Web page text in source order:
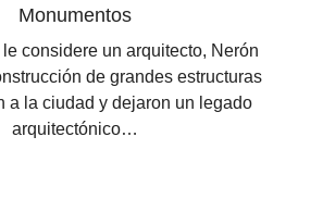
Monumentos
considere un arquitecto, Nerón
de grandes estructuras
a la ciudad y dejaron un legado
arquitectónico…